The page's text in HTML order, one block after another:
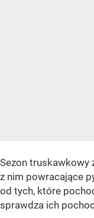
Sezon truskawkowy
z nim powracające
od tych, które
sprawdza ich